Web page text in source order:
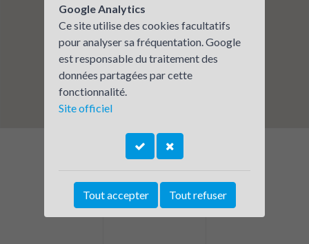
Google Analytics
Ce site utilise des cookies facultatifs
pour analyser sa fréquentation. Google
est responsable du traitement des
données partagées par cette
fonctionnalité.
Site officiel
Tout accepter Tout refuser